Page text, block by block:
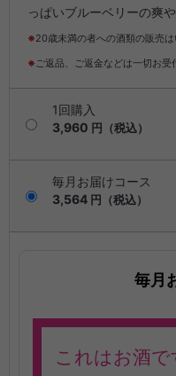
っぱいブルーベリーの爽や
※20歳未満の者への酒類の販売は
※ご返品、ご返金などは一切お受
1回購入
3,960 円（税込）
毎月お届けコース
3,564 円（税込）
毎月
これはお酒